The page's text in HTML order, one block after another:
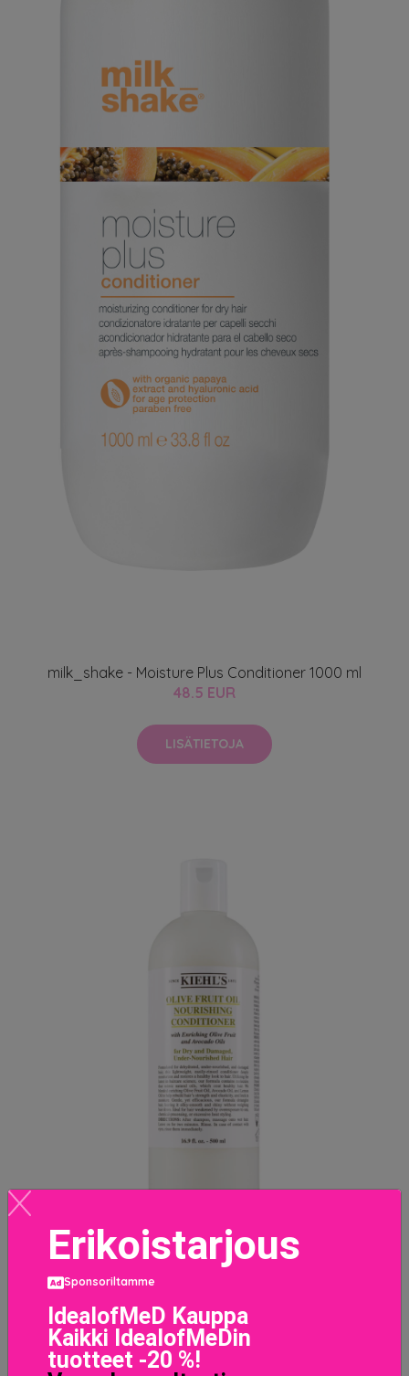
milk_shake - Moisture Plus Conditioner 1000 ml
48.5 EUR
LISÄTIETOJA
Olive Fruit Oil Nourishing Conditioner 500 ml
LISÄTIETOJA
Erikoistarjous
Sponsoriltamme
IdealofMeD Kauppa
Kaikki IdealofMeDin
tuotteet -20 %!